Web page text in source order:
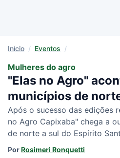
Início / Eventos /
Mulheres do agro
"Elas no Agro"
municípios de
Após o sucesso das edições
no Agro Capixaba" chega a
de norte a sul do Espírito
PorRosimeri Ronquetti